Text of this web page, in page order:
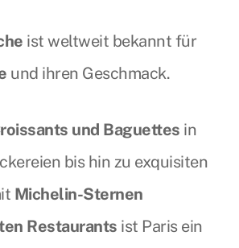
ist weltweit bekannt für
und ihren Geschmack.
und Baguettes in
bis hin zu exquisiten
Michelin-Sternen
Restaurants ist Paris ein